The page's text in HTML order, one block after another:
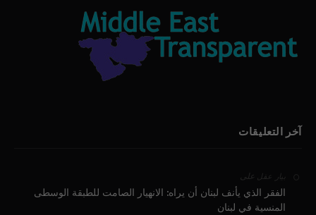
آخر التعليقات
بيار عقل على
الفقر الذي يأنف لبنان أن يراه: الانهيار الصامت للطبقة الوسطى
المنسية في لبنان